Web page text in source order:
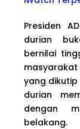
Presiden
durian
bernilai
yang dikutip
durian
dengan
belakang.